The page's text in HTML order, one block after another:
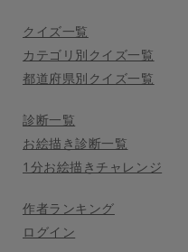
クイズ一覧
カテゴリ別クイズ一覧
都道府県別クイズ一覧
診断一覧
お絵描き診断一覧
1分お絵描きチャレンジ
作者ランキング
ログイン